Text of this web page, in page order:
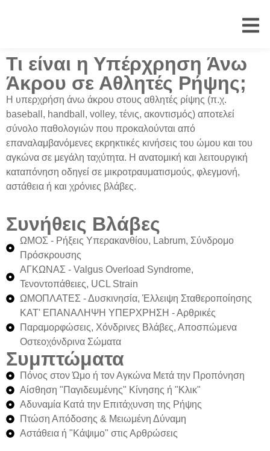
Τι είναι η Υπέρχρηση Άνω
Άκρου σε Αθλητές Ρήψης;
Η υπερχρήση άνω άκρου στους αθλητές ρίψης (π.χ.
baseball, handball, volley, τένις, ακοντισμός) αποτελεί
σύνολο παθολογιών που προκαλούνται από
επαναλαμβανόμενες εκρηκτικές κινήσεις του ώμου και του
αγκώνα σε μεγάλη ταχύτητα. Η ανατομική και λειτουργική
καταπόνηση οδηγεί σε μικροτραυματισμούς, φλεγμονή,
αστάθεια ή και χρόνιες βλάβες.
Συνήθεις Βλάβες
ΩΜΟΣ - Ρήξεις Υπερακανθίου, Labrum, Σύνδρομο
Πρόσκρουσης
ΑΓΚΩΝΑΣ - Valgus Overload Syndrome,
Τενοντοπάθειες, UCL Strain
ΩΜΟΠΛΑΤΕΣ - Δυσκινησία, Έλλειψη Σταθεροποίησης
ΚΑΤ' ΕΠΑΝΑΛΗΨΗ ΥΠΕΡΧΡΗΣΗ - Αρθρικές
Παραμορφώσεις, Χόνδρινες Βλάβες, Αποσπώμενα
Οστεοχόνδρινα Σώματα
Συμπτώματα
Πόνος στον Ώμο ή τον Αγκώνα Μετά την Προπόνηση
Αίσθηση "Παγιδευμένης" Κίνησης ή "Κλικ"
Αδυναμία Κατά την Επιτάχυνση της Ρήψης
Πτώση Απόδοσης & Μειωμένη Δύναμη
Αστάθεια ή "Κάψιμο" στις Αρθρώσεις